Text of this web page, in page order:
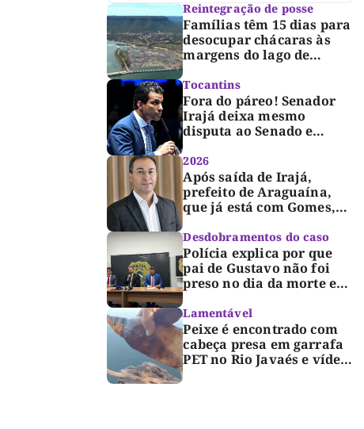
Reintegração de posse
Famílias têm 15 dias para
desocupar chácaras às
margens do lago de
Justiça
Tocantins
Fora do páreo! Senador
Irajá deixa mesmo
disputa ao Senado e
processo de cabeça
erguida, com gratidão e
respeito”
2026
Após saída de Irajá,
prefeito de Araguaína,
que já está com Gomes,
campanha de Dimas e
fará anúncio oficial
Desdobramentos do caso
Polícia explica por que
pai de Gustavo não foi
preso no dia da morte e
investigação
Lamentável
Peixe é encontrado com
cabeça presa em garrafa
PET no Rio Javaés e vídeo